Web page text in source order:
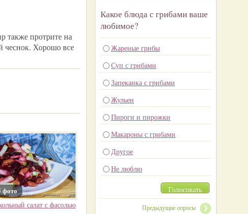
также протрите на
чеснок. Хорошо все
фото
салат с фасолью
Какое блюда с грибами ваше
любимое?
Жареные грибы
Суп с грибами
Запеканка с грибами
Жульен
Пироги и пирожки
Макароны с грибами
Другое
Не люблю
Голосовать
Предыдущие опросы